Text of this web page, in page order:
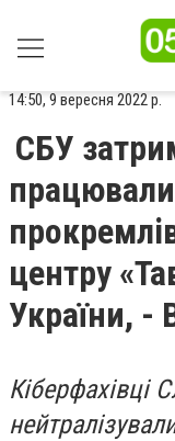
14:50, 9 вересня 2022 р.
СБУ
центру
України, -
Кіберфахівці